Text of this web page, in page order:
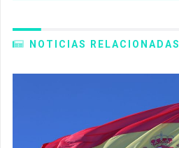
NOTICIAS RELACIONADAS